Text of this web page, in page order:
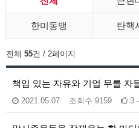
한미동맹 탄핵
전체 55건 / 2페이지
책임 있는 자유와 기업 무를 자
2021.05.07 조회수 9159 3 -